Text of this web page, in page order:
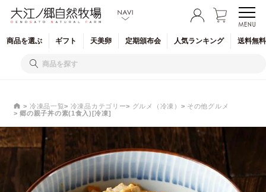
商品を選ぶ ギフト 天美卵 定期頒布会 人気ランキング 送料無
冷凍品一覧 冷凍品カテゴリー グルメ（冷凍）
その他グルメ
郷の親子丼の素(1食入)[冷凍]